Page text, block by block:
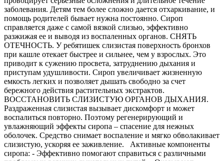
заболевания. Детям тем более сложно дается отхаркивание, и
помощь родителей бывает нужна постоянно. Сироп
справляется даже с самой вязкой слизью, эффективно
разжижая ее и выводя из воспаленных органов. СНЯТЬ
ОТЕЧНОСТЬ. У ребятишек слизистая поверхность бронхов
при кашле отекает быстрее и сильнее, чем у взрослых. Это
приводит к сужению просвета, затруднению дыхания и
приступам удушливости. Сироп увеличивает жизненную
емкость легких и позволяет дышать свободно за счет
бережного действия растительных экстрактов.
ВОССТАНОВИТЬ СЛИЗИСТУЮ ОРГАНОВ ДЫХАНИЯ.
Раздраженная слизистая вызывает дискомфорт и может
воспалиться повторно. Поэтому регенерирующий и
увлажняющий эффекты сиропа – спасение для нежных
оболочек. Средство снимает воспаление и мягко обволакивает
слизистую, ускоряя ее заживление. Активные компоненты
сиропа: - Эффективно помогают справиться с различными